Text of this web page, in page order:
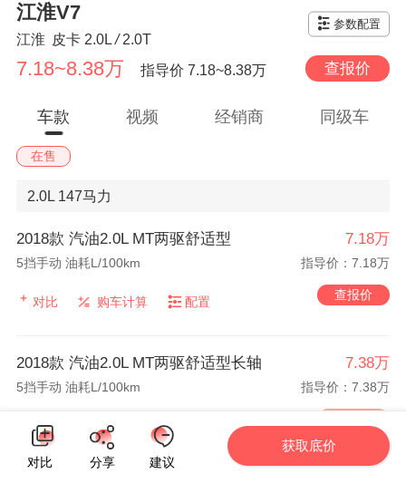
江淮V7
江淮 皮卡 2.0L/2.0T
参数配置
7.18~8.38万 指导价 7.18~8.38万 查报价
车款 视频 经销商 同级车
在售
2.0L 147马力
2018款 汽油2.0L MT两驱舒适型 7.18万
5挡手动 油耗L/100km 指导价：7.18万
对比 购车计算 配置 查报价
2018款 汽油2.0L MT两驱舒适型长轴 7.38万
5挡手动 油耗L/100km 指导价：7.38万
对比 购车计算
对比 分享 建议
获取底价